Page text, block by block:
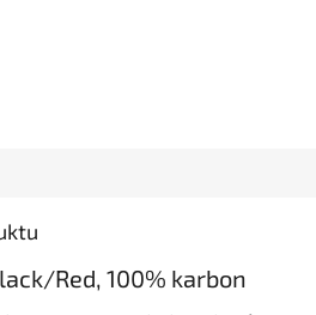
Red, 100% karbon